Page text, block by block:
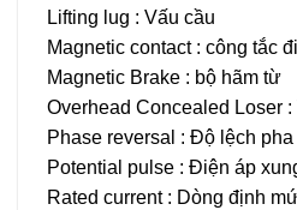
Lifting lug : Vấu cầu
Magnetic contact : công tắc
Magnetic Brake : bộ hãm từ
Overhead Concealed Loser
Phase reversal : Độ lệch pha
Potential pulse : Điện áp
Rated current : Dòng định